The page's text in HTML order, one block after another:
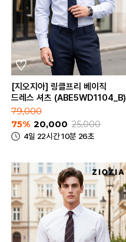
[지오지아] 링클프리 베이직
드레스 셔츠 (ABE5WD1104_B)
79,000
75% 20,000 25,000
4일 22시간 10분 26초